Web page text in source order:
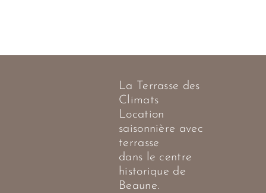
La Terrasse des
Climats
Location
saisonnière avec
terrasse
dans le centre
historique de
Beaune.